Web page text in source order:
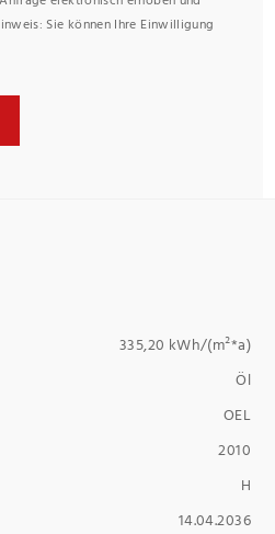
Sie können Ihre Einwilligung
335,20 kWh/(m²*a)
Öl
OEL
2010
H
14.04.2036